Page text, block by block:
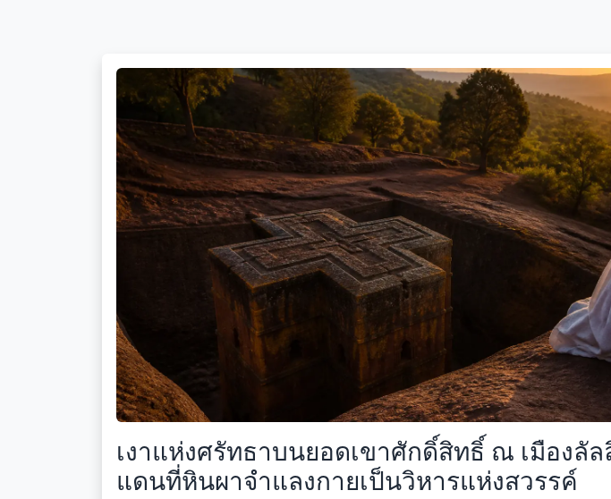
เงาแห่งศรัทธาบนยอดเขาศักดิ์สิทธิ์ ณ เมืองลั
แดนที่หินผาจำแลงกายเป็นวิหารแห่งสวรรค์